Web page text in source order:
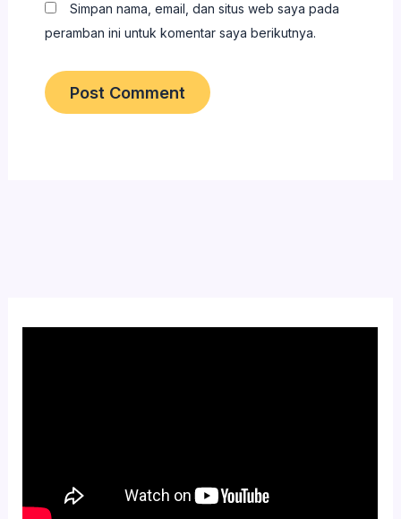
Simpan nama, email, dan situs web saya pada
peramban ini untuk komentar saya berikutnya.